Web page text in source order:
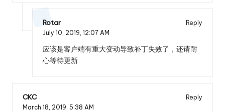
Rotar
Reply
July 10, 2019, 12:07 AM
应该是客户端有重大变动导致补丁失效了，还请耐
心等待更新
CKC
Reply
March 18, 2019, 5:38 AM